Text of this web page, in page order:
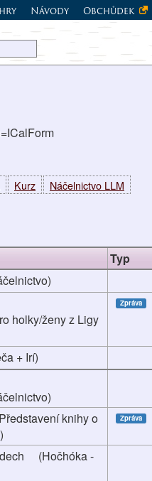
Návody Obchůdek
Kurz
Náčelnictvo LLM
Typ
holky/ženy z Ligy
Zpráva
+ Irí)
knihy o
Zpráva
(Hočhóka -